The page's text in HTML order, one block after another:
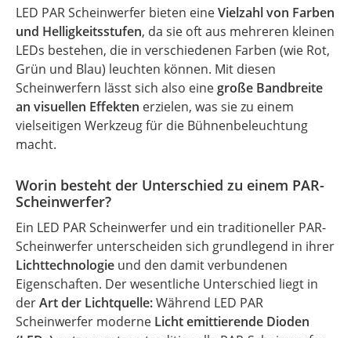
LED PAR Scheinwerfer bieten eineVielzahl von Farben
und Helligkeitsstufen, da sie oft aus mehreren kleinen
LEDs bestehen, die in verschiedenen Farben (wie Rot,
Grün und Blau) leuchten können. Mit diesen
Scheinwerfern lässt sich also einegroße Bandbreite
an visuellen Effekten erzielen, was sie zu einem
vielseitigen Werkzeug für die Bühnenbeleuchtung
macht.
Worin besteht der Unterschied zu einem PAR-
Scheinwerfer?
Ein LED PAR Scheinwerfer und ein traditioneller PAR-
Scheinwerfer unterscheiden sich grundlegend in ihrer
Lichttechnologie und den damit verbundenen
Eigenschaften. Der wesentliche Unterschied liegt in
derArt der Lichtquelle:Während LED PAR
Scheinwerfer moderne Licht emittierende Dioden